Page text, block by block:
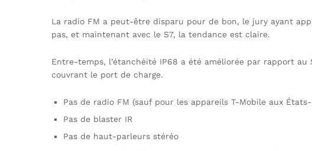
La radio FM a peut-être disparu pour de bon, le jury ayant
pas, et maintenant avec le S7, la tendance est claire.
Entre-temps, l’étanchéité IP68 a été améliorée par rapport
couvrant le port de charge.
Pas de radio FM (sauf pour les appareils T-Mobile aux
Pas de blaster IR
Pas de haut-parleurs stéréo